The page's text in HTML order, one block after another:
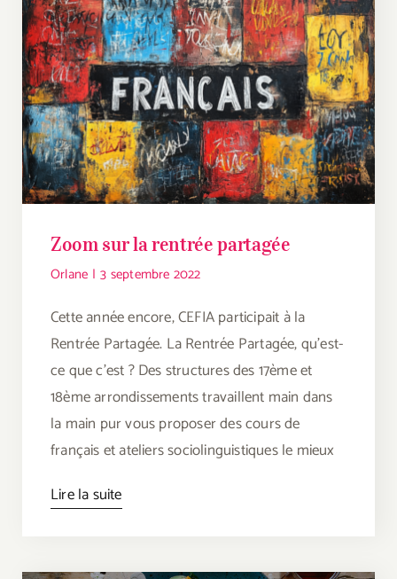
Zoom sur la rentrée partagée
Orlane | 3 septembre 2022
Cette année encore, CEFIA participait à la
Rentrée Partagée. La Rentrée Partagée, qu’est-
ce que c’est ? Des structures des 17ème et
18ème arrondissements travaillent main dans
la main pur vous proposer des cours de
français et ateliers sociolinguistiques le mieux
Lire la suite